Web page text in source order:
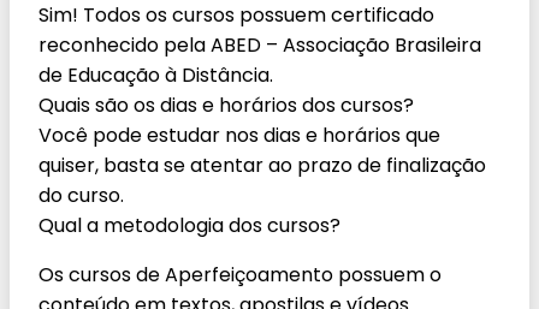
Sim! Todos os cursos possuem certificado
reconhecido pela ABED – Associação Brasileira
de Educação à Distância.
Quais são os dias e horários dos cursos?
Você pode estudar nos dias e horários que
quiser, basta se atentar ao prazo de finalização
do curso.
Qual a metodologia dos cursos?
Os cursos de Aperfeiçoamento possuem o